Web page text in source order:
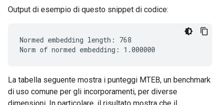
Output di esempio di questo snippet di codice:
Normed embedding length: 768
La tabella seguente mostra i punteggi MTEB, un benchmark
di uso comune per gli incorporamenti, per diverse